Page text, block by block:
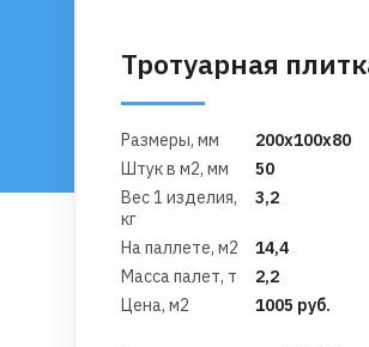
Тротуарная
Размеры, мм
200х100х80
Штук в м2, мм
50
Вес 1 изделия,
кг
3,2
На паллете, м2
14,4
Масса палет, т
2,2
Цена, м2
1005 руб.